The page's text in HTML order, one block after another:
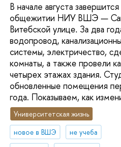
В начале августа
общежитии НИУ ВШЭ —
Витебской улице. За два
водопровод,
системы, электричество,
комнаты, а также провели
четырех этажах здания.
обновленные помещения
года. Показываем, как
Университетская жизнь
новое в ВШЭ
не учеба